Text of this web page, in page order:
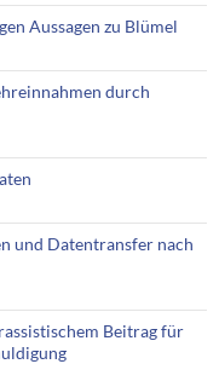
Aussagen zu Blümel
durch
und Datentransfer nach
Beitrag für